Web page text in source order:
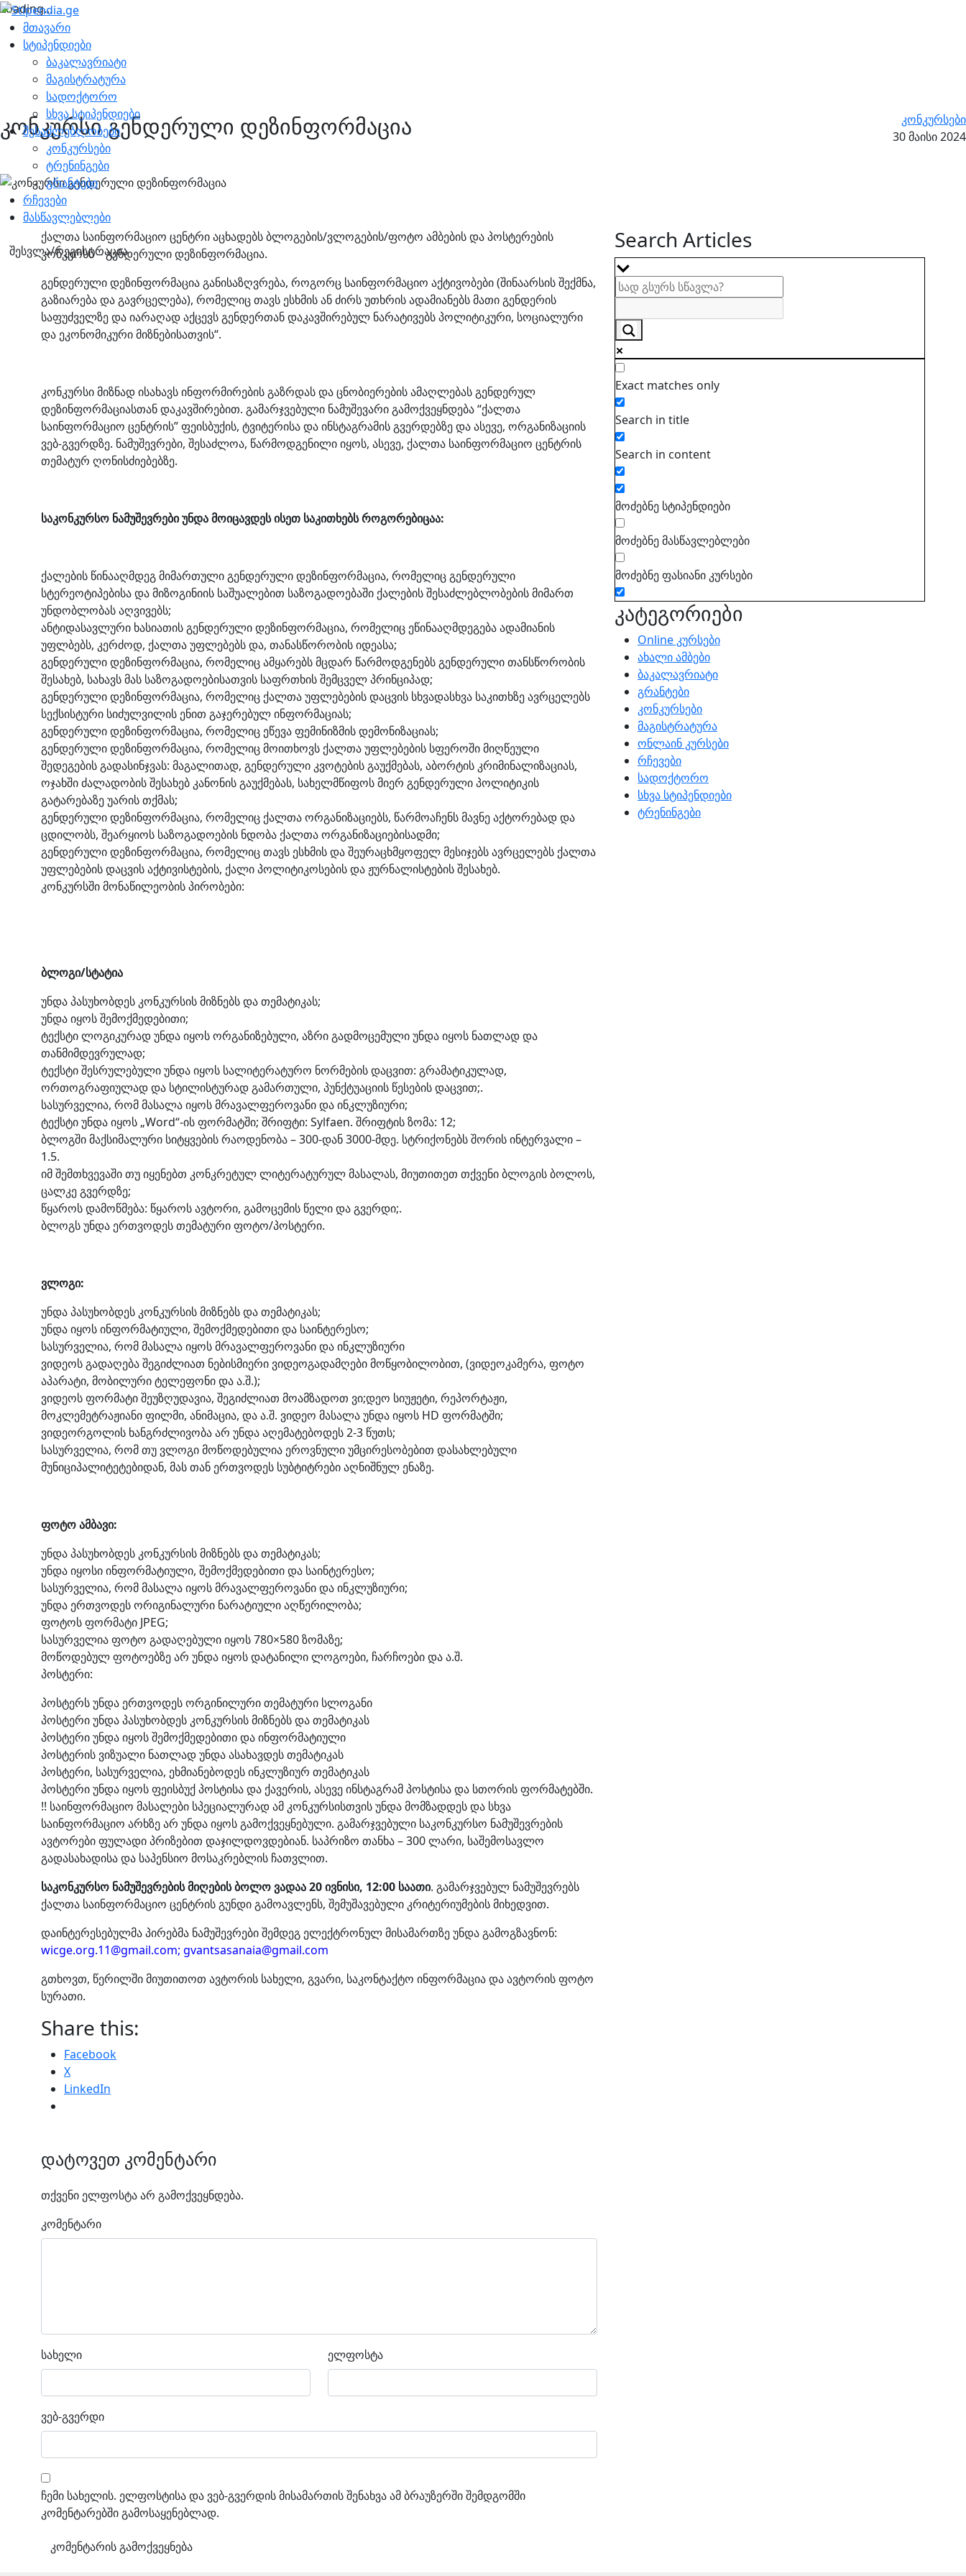
Loading...
მთავარი
სტიპენდიები
ბაკალავრიატი
მაგისტრატურა
სადოქტორო
სხვა სტიპენდიები
შესაძლებლობები
კონკურსები
ტრენინგები
გრანტები
რჩევები
მასწავლებლები
შესვლა/რეგისტრაცია
კონკურსი გენდერული დეზინფორმაცია
კონკურსები
30 მაისი 2024
ქალთა საინფორმაციო ცენტრი აცხადებს ბლოგების/ვლოგების/ფოტო ამბების და პოსტერების
კონკურსს – გენდერული დეზინფორმაცია.
გენდერული დეზინფორმაცია განისაზღვრება, როგორც საინფორმაციო აქტივობები (შინაარსის შექმნა,
გაზიარება და გავრცელება), რომელიც თავს ესხმის ან ძირს უთხრის ადამიანებს მათი გენდერის
საფუძველზე და იარაღად აქცევს გენდერთან დაკავშირებულ ნარატივებს პოლიტიკური, სოციალური
და ეკონომიკური მიზნებისათვის“.
კონკურსი მიზნად ისახავს ინფორმირების გაზრდას და ცნობიერების ამაღლებას გენდერულ
დეზინფორმაციასთან დაკავშირებით. გამარჯვებული ნამუშევარი გამოქვეყნდება “ქალთა
საინფორმაციო ცენტრის” ფეისბუქის, ტვიტერისა და ინსტაგრამის გვერდებზე და ასევე, ორგანიზაციის
ვებ-გვერდზე. ნამუშევრები, შესაძლოა, წარმოდგენილი იყოს, ასევე, ქალთა საინფორმაციო ცენტრის
თემატურ ღონისძიებებზე.
საკონკურსო ნამუშევრები უნდა მოიცავდეს ისეთ საკითხებს როგორებიცაა:
ქალების წინააღმდეგ მიმართული გენდერული დეზინფორმაცია, რომელიც გენდერული
სტერეოტიპებისა და მიზოგინიის საშუალებით საზოგადოებაში ქალების შესაძლებლობების მიმართ
უნდობლობას აღვივებს;
ანტიდასავლური ხასიათის გენდერული დეზინფორმაცია, რომელიც ეწინააღმდეგება ადამიანის
უფლბებს, კერძოდ, ქალთა უფლებებს და, თანასწორობის იდეასა;
გენდერული დეზინფორმაცია, რომელიც ამყარებს მცდარ წარმოდგენებს გენდერული თანსწორობის
შესახებ, სახავს მას საზოგადოებისათვის საფრთხის შემცველ პრინციპად;
გენდერული დეზინფორმაცია, რომელიც ქალთა უფლებების დაცვის სხვადასხვა საკითხზე ავრცელებს
სექსისტური სიძულვილის ენით გაჯერებულ ინფორმაციას;
გენდერული დეზინფორმაცია, რომელიც ეწევა ფემინიზმის დემონიზაციას;
გენდერული დეზინფორმაცია, რომელიც მოითხოვს ქალთა უფლებების სფეროში მიღწეული
შედეგების გადასინჯვას: მაგალითად, გენდერული კვოტების გაუქმებას, აბორტის კრიმინალიზაციას,
ოჯახში ძალადობის შესახებ კანონის გაუქმებას, სახელმწიფოს მიერ გენდერული პოლიტიკის
გატარებაზე უარის თქმას;
გენდერული დეზინფორმაცია, რომელიც ქალთა ორგანიზაციებს, წარმოაჩენს მავნე აქტორებად და
ცდილობს, შეარყიოს საზოგადოების ნდობა ქალთა ორგანიზაციებისადმი;
გენდერული დეზინფორმაცია, რომელიც თავს ესხმის და შეურაცხმყოფელ მესიჯებს ავრცელებს ქალთა
უფლებების დაცვის აქტივისტების, ქალი პოლიტიკოსების და ჟურნალისტების შესახებ.
კონკურსში მონაწილეობის პირობები:
ბლოგი/სტატია
უნდა პასუხობდეს კონკურსის მიზნებს და თემატიკას;
უნდა იყოს შემოქმედებითი;
ტექსტი ლოგიკურად უნდა იყოს ორგანიზებული, აზრი გადმოცემული უნდა იყოს ნათლად და
თანმიმდევრულად;
ტექსტი შესრულებული უნდა იყოს სალიტერატურო ნორმების დაცვით: გრამატიკულად,
ორთოგრაფიულად და სტილისტურად გამართული, პუნქტუაციის წესების დაცვით;.
სასურველია, რომ მასალა იყოს მრავალფეროვანი და ინკლუზიური;
ტექსტი უნდა იყოს „Word“-ის ფორმატში; შრიფტი: Sylfaen. შრიფტის ზომა: 12;
ბლოგში მაქსიმალური სიტყვების რაოდენობა – 300-დან 3000-მდე. სტრიქონებს შორის ინტერვალი –
1.5.
იმ შემთხვევაში თუ იყენებთ კონკრეტულ ლიტერატურულ მასალას, მიუთითეთ თქვენი ბლოგის ბოლოს,
ცალკე გვერდზე;
წყაროს დამოწმება: წყაროს ავტორი, გამოცემის წელი და გვერდი;.
ბლოგს უნდა ერთვოდეს თემატური ფოტო/პოსტერი.
ვლოგი:
უნდა პასუხობდეს კონკურსის მიზნებს და თემატიკას;
უნდა იყოს ინფორმატიული, შემოქმედებითი და საინტერესო;
სასურველია, რომ მასალა იყოს მრავალფეროვანი და ინკლუზიური
ვიდეოს გადაღება შეგიძლიათ ნებისმიერი ვიდეოგადამღები მოწყობილობით, (ვიდეოკამერა, ფოტო
აპარატი, მობილური ტელეფონი და ა.შ.);
ვიდეოს ფორმატი შეუზღუდავია, შეგიძლიათ მოამზადოთ ვი;დეო სიუჟეტი, რეპორტაჟი,
მოკლემეტრაჟიანი ფილმი, ანიმაცია, და ა.შ. ვიდეო მასალა უნდა იყოს HD ფორმატში;
ვიდეორგოლის ხანგრძლივობა არ უნდა აღემატებოდეს 2-3 წუთს;
სასურველია, რომ თუ ვლოგი მოწოდებულია ეროვნული უმცირესობებით დასახლებული
მუნიციპალიტეტებიდან, მას თან ერთვოდეს სუბტიტრები აღნიშნულ ენაზე.
ფოტო ამბავი:
უნდა პასუხობდეს კონკურსის მიზნებს და თემატიკას;
უნდა იყოსი ინფორმატიული, შემოქმედებითი და საინტერესო;
სასურველია, რომ მასალა იყოს მრავალფეროვანი და ინკლუზიური;
უნდა ერთვოდეს ორიგინალური ნარატიული აღწერილობა;
ფოტოს ფორმატი JPEG;
სასურველია ფოტო გადაღებული იყოს 780×580 ზომაზე;
მოწოდებულ ფოტოებზე არ უნდა იყოს დატანილი ლოგოები, ჩარჩოები და ა.შ.
პოსტერი:
პოსტერს უნდა ერთვოდეს ორგინილური თემატური სლოგანი
პოსტერი უნდა პასუხობდეს კონკურსის მიზნებს და თემატიკას
პოსტერი უნდა იყოს შემოქმედებითი და ინფორმატიული
პოსტერის ვიზუალი ნათლად უნდა ასახავდეს თემატიკას
პოსტერი, სასურველია, ეხმიანებოდეს ინკლუზიურ თემატიკას
პოსტერი უნდა იყოს ფეისბუქ პოსტისა და ქავერის, ასევე ინსტაგრამ პოსტისა და სთორის ფორმატებში.
!! საინფორმაციო მასალები სპეციალურად ამ კონკურსისთვის უნდა მომზადდეს და სხვა
საინფორმაციო არხზე არ უნდა იყოს გამოქვეყნებული. გამარჯვებული საკონკურსო ნამუშევრების
ავტორები ფულადი პრიზებით დაჯილდოვდებიან. საპრიზო თანხა – 300 ლარი, საშემოსავლო
გადასახადისა და საპენსიო მოსაკრებლის ჩათვლით.
საკონკურსო ნამუშევრების მიღების ბოლო ვადაა 20 ივნისი, 12:00 საათი. გამარჯვებულ ნამუშევრებს
ქალთა საინფორმაციო ცენტრის გუნდი გამოავლენს, შემუშავებული კრიტერიუმების მიხედვით.
დაინტერესებულმა პირებმა ნამუშევრები შემდეგ ელექტრონულ მისამართზე უნდა გამოგზავნონ:
wicge.org.11@gmail.com; gvantsasanaia@gmail.com
გთხოვთ, წერილში მიუთითოთ ავტორის სახელი, გვარი, საკონტაქტო ინფორმაცია და ავტორის ფოტო
სურათი.
Share this:
Facebook
X
LinkedIn
დატოვეთ კომენტარი
თქვენი ელფოსტა არ გამოქვეყნდება.
კომენტარი
სახელი ელფოსტა
ვებ-გვერდი
ჩემი სახელის. ელფოსტისა და ვებ-გვერდის მისამართის შენახვა ამ ბრაუზერში შემდგომში
კომენტარებში გამოსაყენებლად.
Search Articles
Exact matches only
Search in title
Search in content
მოძებნე სტიპენდიები
მოძებნე მასწავლებლები
მოძებნე ფასიანი კურსები
კატეგორიები
Online კურსები
ახალი ამბები
ბაკალავრიატი
გრანტები
კონკურსები
მაგისტრატურა
ონლაინ კურსები
რჩევები
სადოქტორო
სხვა სტიპენდიები
ტრენინგები